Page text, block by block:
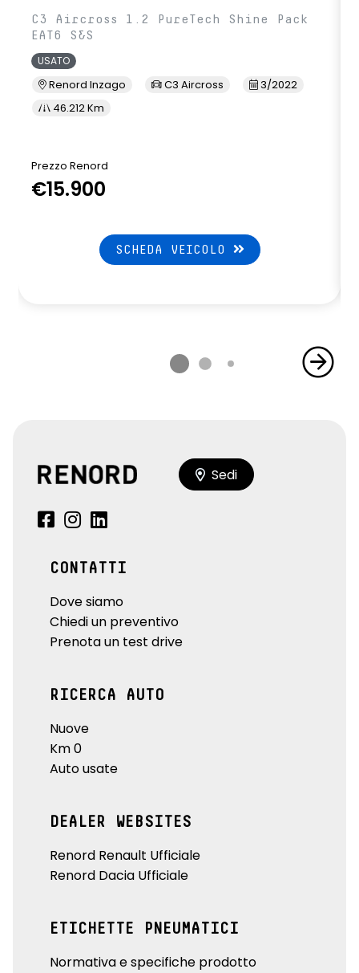
C3 Aircross 1.2 PureTech Shine Pack
EAT6 S&S
USATO
Renord Inzago C3 Aircross
3/2022
46.212 Km
Prezzo Renord
€15.900
SCHEDA VEICOLO
Sedi
CONTATTI
Dove siamo
Chiedi un preventivo
Prenota un test drive
RICERCA AUTO
Nuove
Km 0
Auto usate
DEALER WEBSITES
Renord Renault Ufficiale
Renord Dacia Ufficiale
ETICHETTE PNEUMATICI
Normativa e specifiche prodotto